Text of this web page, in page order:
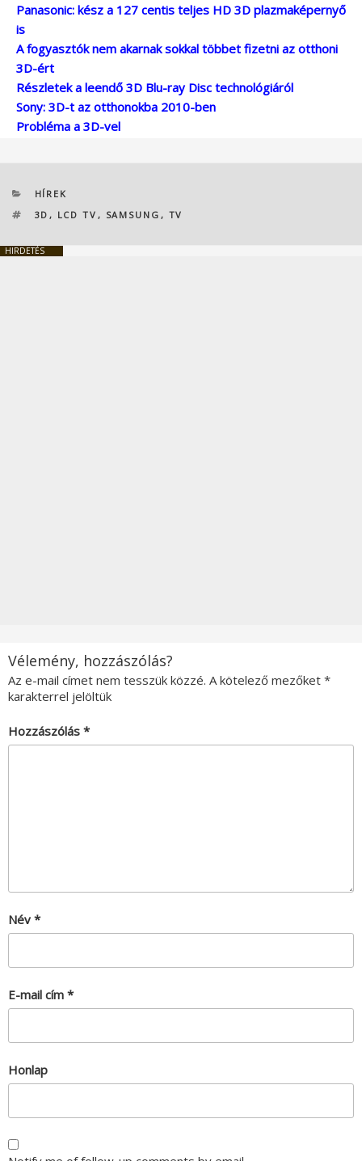
Panasonic: kész a 127 centis teljes HD 3D plazmaképernyő
is
A fogyasztók nem akarnak sokkal többet fizetni az otthoni
3D-ért
Részletek a leendő 3D Blu-ray Disc technológiáról
Sony: 3D-t az otthonokba 2010-ben
Probléma a 3D-vel
KATEGÓRIÁK
HÍREK
CÍMKÉK
3D , LCD TV , SAMSUNG , TV
HIRDETÉS
Vélemény, hozzászólás?
Az e-mail címet nem tesszük közzé. A kötelező mezőket *
karakterrel jelöltük
Hozzászólás *
Név *
E-mail cím *
Honlap